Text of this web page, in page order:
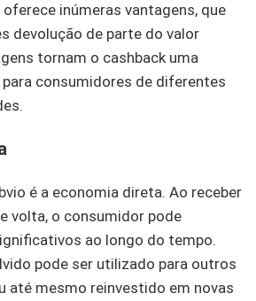
inúmeras vantagens, que
devolução de parte do valor
tornam o cashback uma
consumidores de diferentes
é a economia direta. Ao receber
volta, o consumidor pode
ao longo do tempo.
pode ser utilizado para outros
até mesmo reinvestido em novas